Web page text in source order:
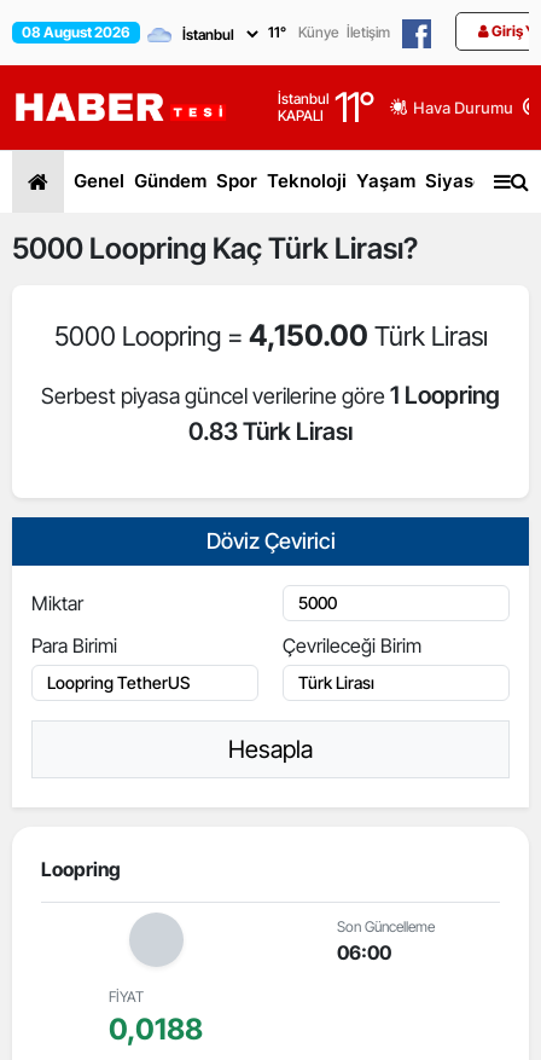
08 August 2026 11° Künye İletişim Giriş
İstanbul
KAPALI
11° Hava Durumu
Genel Gündem Spor Teknoloji Yaşam Siyaset
5000 Loopring Kaç Türk Lirası?
5000 Loopring = 4,150.00 Türk Lirası
Serbest piyasa güncel verilerine göre 1 Loopring
0.83 Türk Lirası
Döviz Çevirici
Miktar
Para Birimi
Çevrileceği Birim
Hesapla
Loopring
Son Güncelleme
06:00
FİYAT
0,0188